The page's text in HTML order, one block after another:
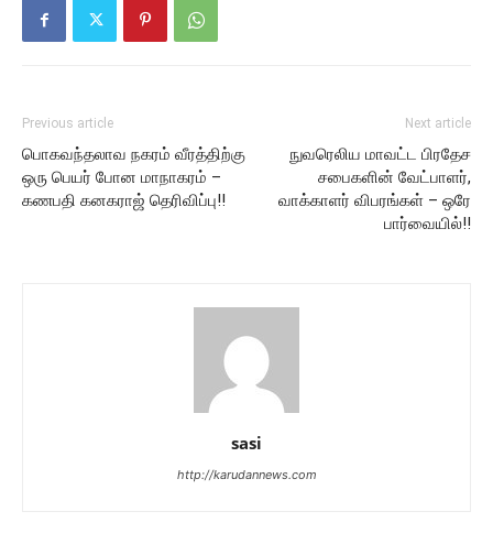
Previous article
பொகவந்தலாவ நகரம் வீரத்திற்கு
ஒரு பெயர் போன மாநாகரம் –
கணபதி கனகராஜ் தெரிவிப்பு!!
Next article
நுவரெலிய மாவட்ட பிரதேச
சபைகளின் வேட்பாளர்,
வாக்காளர் விபரங்கள் – ஒரே
பார்வையில்!!
sasi
http://karudannews.com